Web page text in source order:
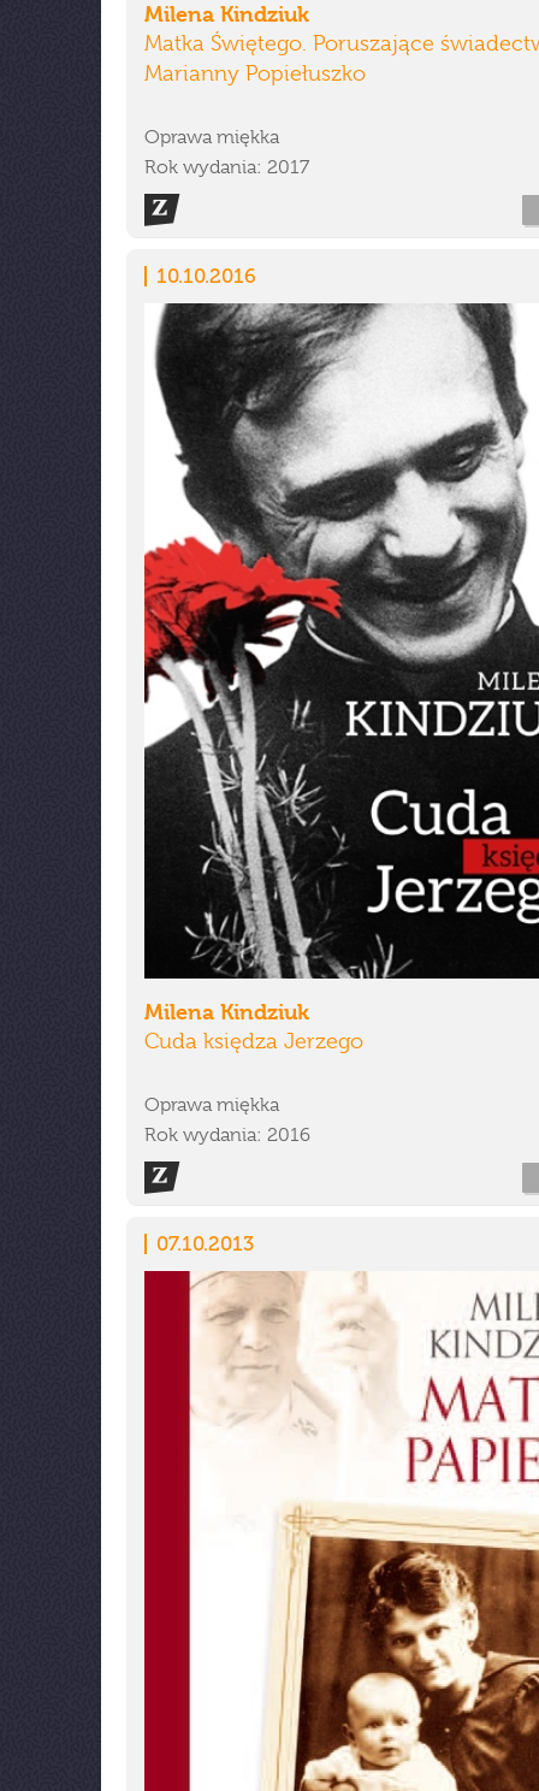
Milena Kindziuk
Matka Świętego. Poruszające
Marianny Popiełuszko
Oprawa miękka
Rok wydania: 2017
10.10.2016
Milena Kindziuk
Cuda księdza Jerzego
Oprawa miękka
Rok wydania: 2016
07.10.2013